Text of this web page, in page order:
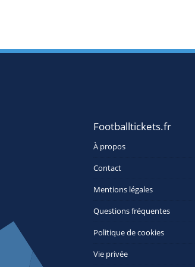
Footballtickets.fr
À propos
Contact
Mentions légales
Questions fréquentes
Politique de cookies
Vie privée